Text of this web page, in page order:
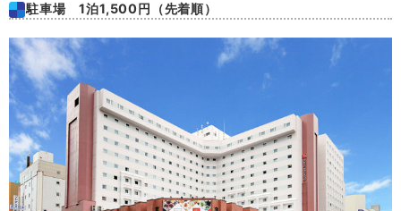
駐車場 1泊1,500円（先着順）